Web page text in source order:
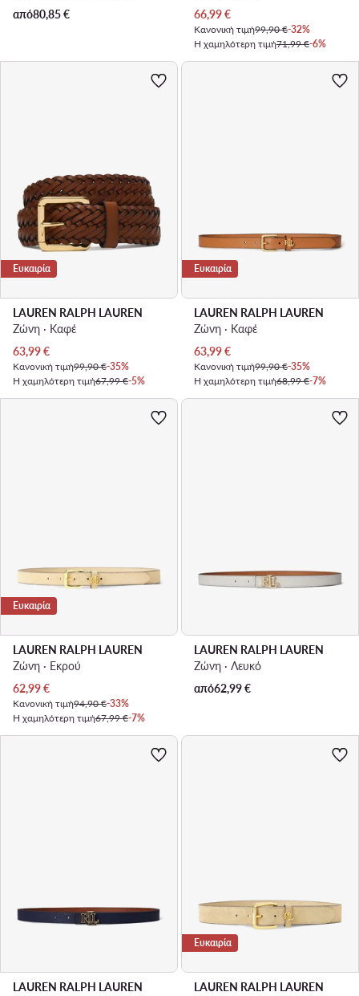
από80,85€
Τρέχουσα τιμή
66,99€
Κανονική τιμή99,90 €-32%
Η χαμηλότερη τιμή71,99 €-6%
Ευκαιρία
LAUREN RALPH LAUREN
Ζώνη · Καφέ
Τρέχουσα τιμή
63,99€
Κανονική τιμή99,90 €-35%
Η χαμηλότερη τιμή67,99 €-5%
Ευκαιρία
LAUREN RALPH LAUREN
Ζώνη · Καφέ
Τρέχουσα τιμή
63,99€
Κανονική τιμή99,90 €-35%
Η χαμηλότερη τιμή68,99 €-7%
Ευκαιρία
LAUREN RALPH LAUREN
Ζώνη · Εκρού
Τρέχουσα τιμή
62,99€
Κανονική τιμή94,90 €-33%
Η χαμηλότερη τιμή67,99 €-7%
LAUREN RALPH LAUREN
Ζώνη · Λευκό
από62,99€
LAUREN RALPH LAUREN
Ευκαιρία
LAUREN RALPH LAUREN